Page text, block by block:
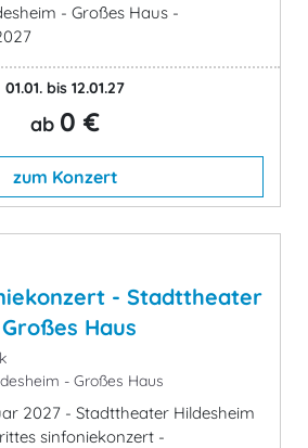
- Großes Haus -
01.01. bis 12.01.27
ab 0 €
zum Konzert
- Stadttheater
Haus
- Großes Haus
2027 - Stadttheater Hildesheim
sinfoniekonzert -